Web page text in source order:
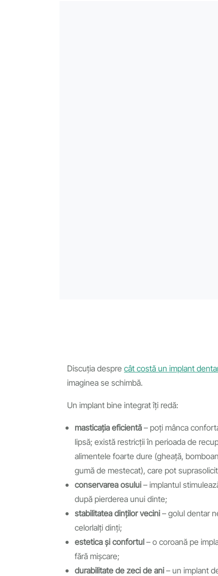
Discuția despre cât costă un implant
imaginea se schimbă.
Un implant bine integrat îți redă:
masticația eficientă– poți mânca
lipsă; există restricții în perioada de
alimentele foarte dure (gheață,
gumă de mestecat), care pot
conservarea osului– implantul
după pierderea unui dinte;
stabilitatea dinților vecini– golul dentar
celorlalți dinți;
estetica și confortul– o coroană pe
fără mișcare;
durabilitate de zeci de ani– un implant